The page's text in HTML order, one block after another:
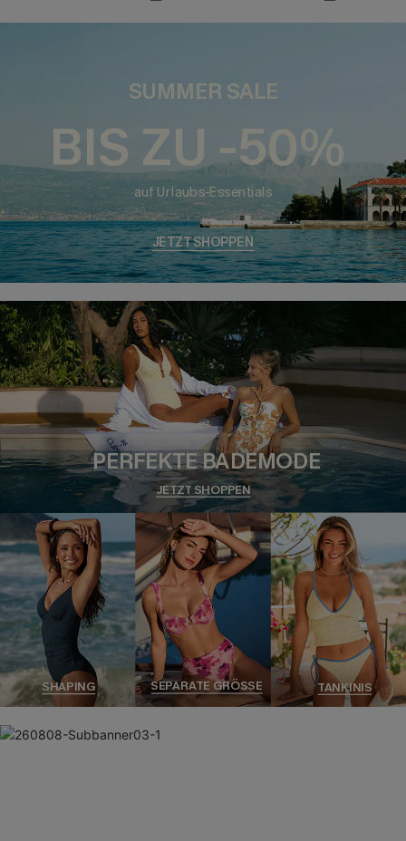
JETZT SHOPPEN
SUMMER SALE
auf Urlaubs-Essentials
BIS ZU -50%
PERFEKTE BADEMODE
JETZT SHOPPEN
SHAPING SEPARATE GRÖSSE TANKINIS